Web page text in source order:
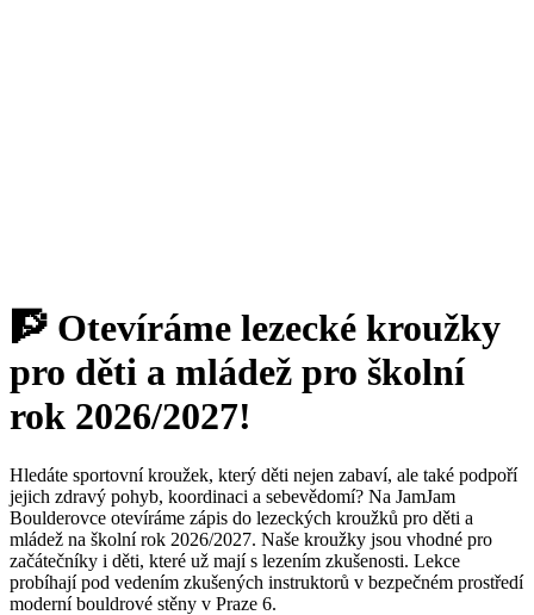
🧗 Otevíráme lezecké kroužky
pro děti a mládež pro školní
rok 2026/2027!
Hledáte sportovní kroužek, který děti nejen zabaví, ale také podpoří
jejich zdravý pohyb, koordinaci a sebevědomí? Na JamJam
Boulderovce otevíráme zápis do lezeckých kroužků pro děti a
mládež na školní rok 2026/2027. Naše kroužky jsou vhodné pro
začátečníky i děti, které už mají s lezením zkušenosti. Lekce
probíhají pod vedením zkušených instruktorů v bezpečném prostředí
moderní bouldrové stěny v Praze 6.